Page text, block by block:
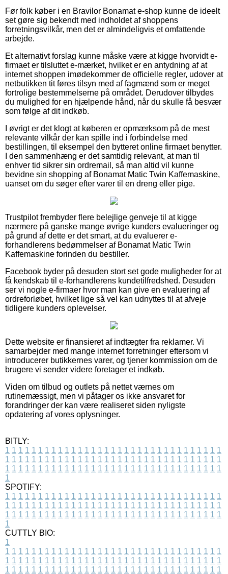
Før folk køber i en Bravilor Bonamat e-shop kunne de ideelt
set gøre sig bekendt med indholdet af shoppens
forretningsvilkår, men det er almindeligvis et omfattende
arbejde.
Et alternativt forslag kunne måske være at kigge hvorvidt e-
firmaet er tilsluttet e-mærket, hvilket er en antydning af at
internet shoppen imødekommer de officielle regler, udover at
netbutikken tit føres tilsyn med af fagmænd som er meget
fortrolige bestemmelserne på området. Derudover tilbydes
du mulighed for en hjælpende hånd, når du skulle få besvær
som følge af dit indkøb.
I øvrigt er det klogt at køberen er opmærksom på de mest
relevante vilkår der kan spille ind i forbindelse med
bestillingen, til eksempel den bytteret online firmaet benytter.
I den sammenhæng er det samtidig relevant, at man til
enhver tid sikrer sin ordremail, så man altid vil kunne
bevidne sin shopping af Bonamat Matic Twin Kaffemaskine,
uanset om du søger efter varer til en dreng eller pige.
Trustpilot frembyder flere belejlige genveje til at kigge
nærmere på ganske mange øvrige kunders evalueringer og
på grund af dette er det smart, at du evaluerer e-
forhandlerens bedømmelser af Bonamat Matic Twin
Kaffemaskine forinden du bestiller.
Facebook byder på desuden stort set gode muligheder for at
få kendskab til e-forhandlerens kundetilfredshed. Desuden
ser vi nogle e-firmaer hvor man kan give en evaluering af
ordreforløbet, hvilket lige så vel kan udnyttes til at afveje
tidligere kunders oplevelser.
Dette website er finansieret af indtægter fra reklamer. Vi
samarbejder med mange internet forretninger eftersom vi
introducerer butikkernes varer, og tjener kommission om de
brugere vi sender videre foretager et indkøb.
Viden om tilbud og outlets på nettet værnes om
rutinemæssigt, men vi påtager os ikke ansvaret for
forandringer der kan være realiseret siden nyligste
opdatering af vores oplysninger.
BITLY:
1 1 1 1 1 1 1 1 1 1 1 1 1 1 1 1 1 1 1 1 1 1 1 1 1 1 1 1 1 1 1 1 1
1 1 1 1 1 1 1 1 1 1 1 1 1 1 1 1 1 1 1 1 1 1 1 1 1 1 1 1 1 1 1 1 1
1 1 1 1 1 1 1 1 1 1 1 1 1 1 1 1 1 1 1 1 1 1 1 1 1 1 1 1 1 1 1 1 1
1
SPOTIFY:
1 1 1 1 1 1 1 1 1 1 1 1 1 1 1 1 1 1 1 1 1 1 1 1 1 1 1 1 1 1 1 1 1
1 1 1 1 1 1 1 1 1 1 1 1 1 1 1 1 1 1 1 1 1 1 1 1 1 1 1 1 1 1 1 1 1
1 1 1 1 1 1 1 1 1 1 1 1 1 1 1 1 1 1 1 1 1 1 1 1 1 1 1 1 1 1 1 1 1
1
CUTTLY BIO:
1
1 1 1 1 1 1 1 1 1 1 1 1 1 1 1 1 1 1 1 1 1 1 1 1 1 1 1 1 1 1 1 1 1
1 1 1 1 1 1 1 1 1 1 1 1 1 1 1 1 1 1 1 1 1 1 1 1 1 1 1 1 1 1 1 1 1
1 1 1 1 1 1 1 1 1 1 1 1 1 1 1 1 1 1 1 1 1 1 1 1 1 1 1 1 1 1 1 1 1